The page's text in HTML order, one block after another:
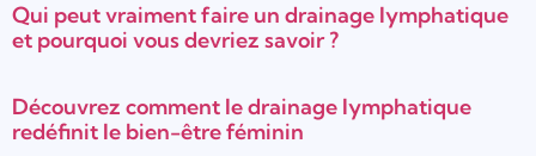
Qui peut vraiment faire un drainage lymphatique
et pourquoi vous devriez savoir ?
Découvrez comment le drainage lymphatique
redéfinit le bien-être féminin